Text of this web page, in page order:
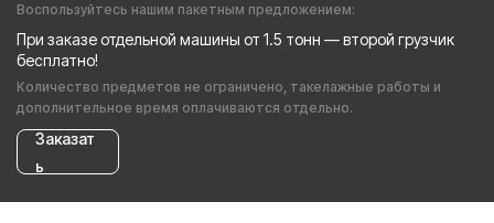
Воспользуйтесь нашим пакетным предложением:
При заказе отдельной машины от 1.5 тонн — второй грузчик
бесплатно!
Количество предметов не ограничено, такелажные работы и
дополнительное время оплачиваются отдельно.
Заказат
ь